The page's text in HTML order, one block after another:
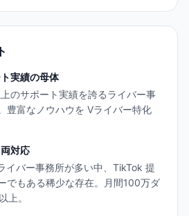
実績の母体
のサポート実績を誇るライバー事
豊富なノウハウを Vライバー特化
対応
イバー事務所が多い中、TikTok 提
でもある稀少な存在。月間100万ダ
上。